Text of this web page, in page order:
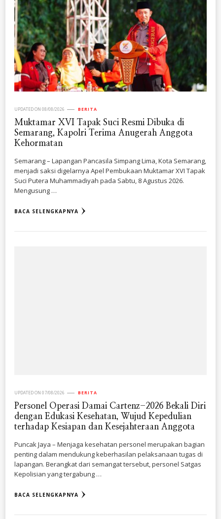
UPDATED ON 08/08/2026 BERITA
Muktamar XVI Tapak Suci Resmi Dibuka di
Semarang, Kapolri Terima Anugerah Anggota
Kehormatan
Semarang – Lapangan Pancasila Simpang Lima, Kota Semarang,
menjadi saksi digelarnya Apel Pembukaan Muktamar XVI Tapak
Suci Putera Muhammadiyah pada Sabtu, 8 Agustus 2026.
Mengusung …
BACA SELENGKAPNYA
UPDATED ON 07/08/2026 BERITA
Personel Operasi Damai Cartenz-2026 Bekali Diri
dengan Edukasi Kesehatan, Wujud Kepedulian
terhadap Kesiapan dan Kesejahteraan Anggota
Puncak Jaya – Menjaga kesehatan personel merupakan bagian
penting dalam mendukung keberhasilan pelaksanaan tugas di
lapangan. Berangkat dari semangat tersebut, personel Satgas
Kepolisian yang tergabung …
BACA SELENGKAPNYA